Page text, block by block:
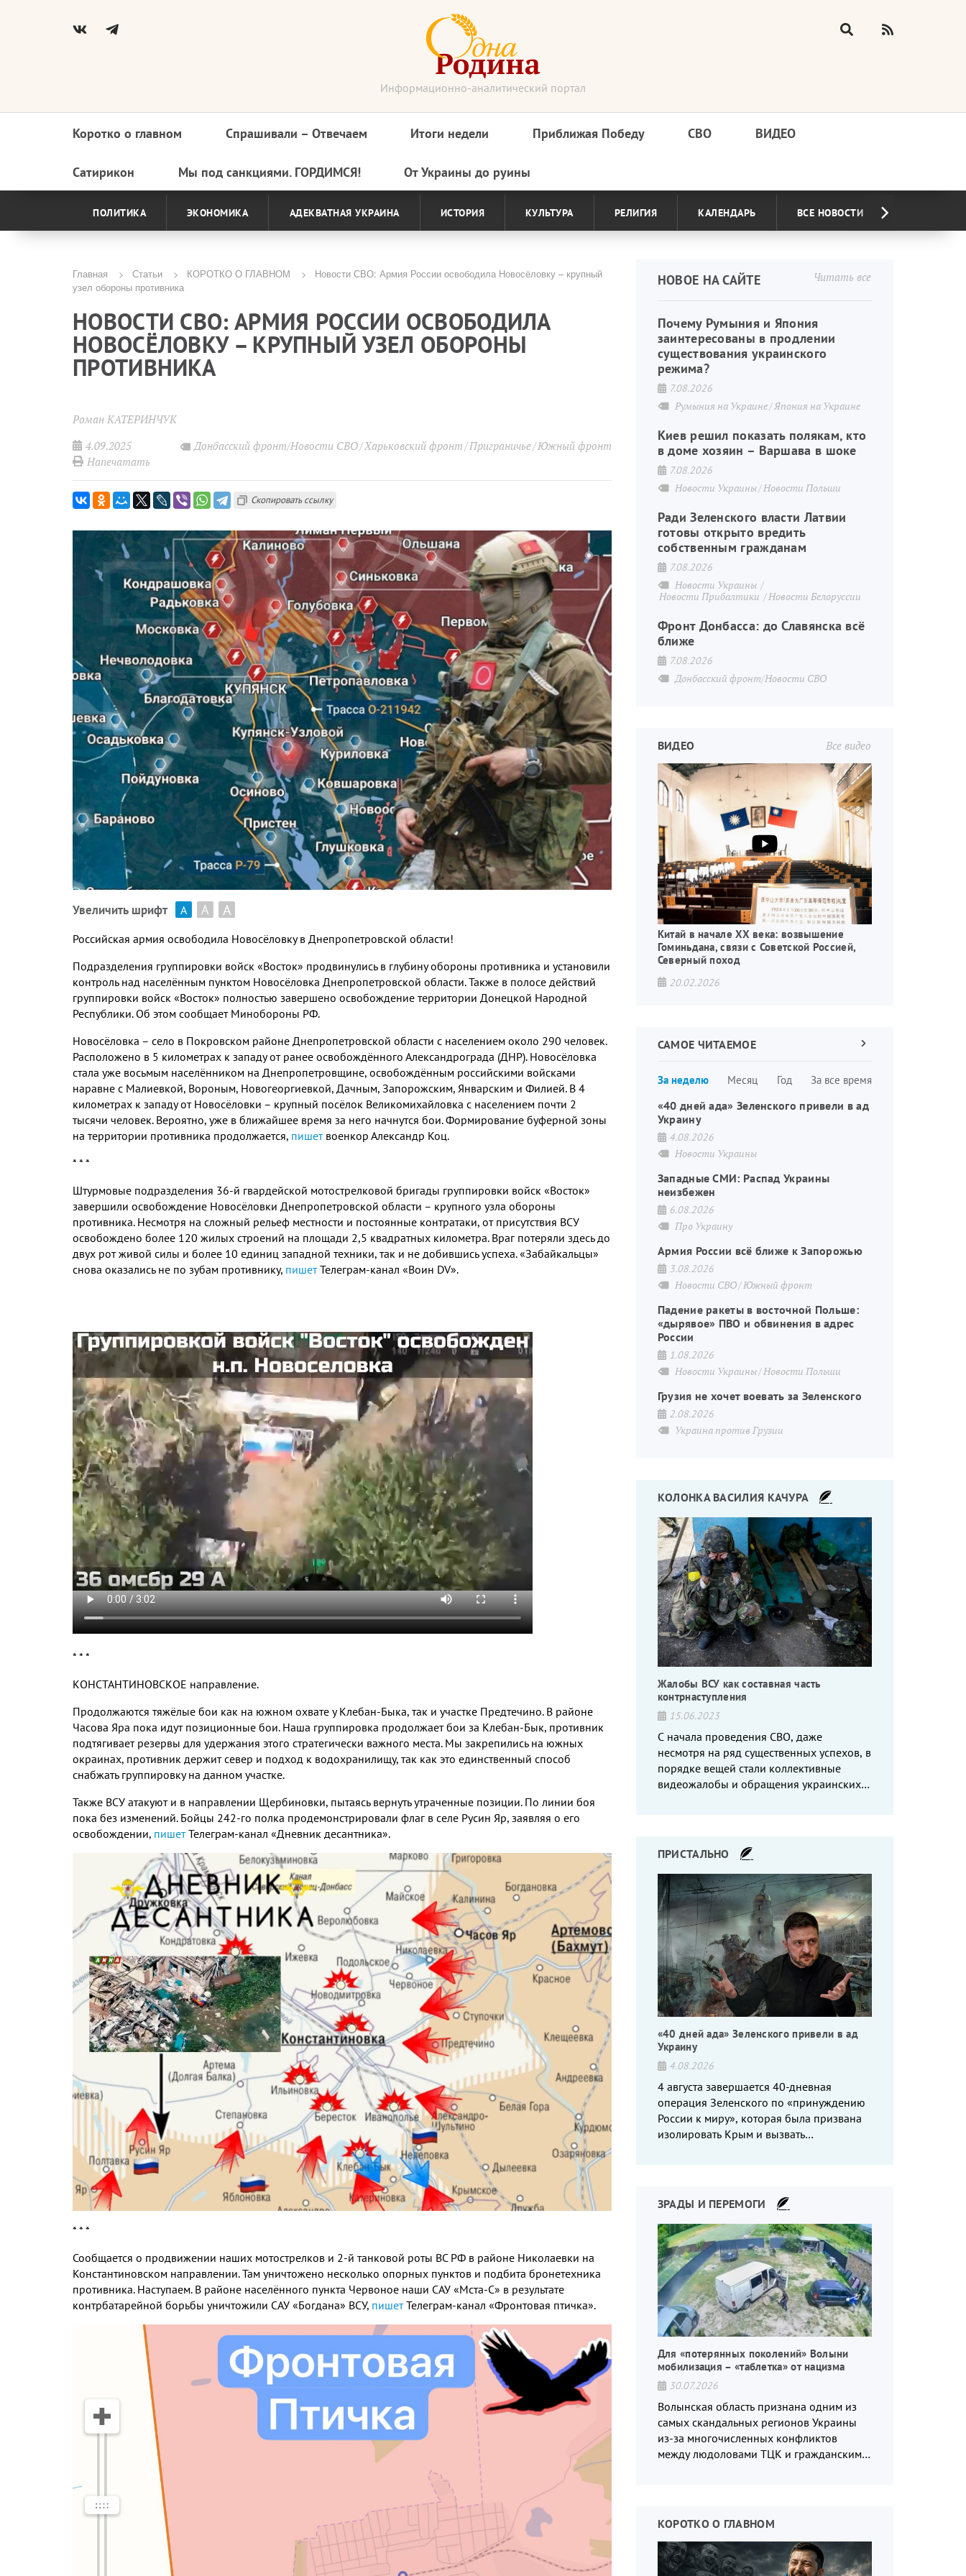
Информационно-аналитический портал
Основная
навигация
Коротко о главном Спрашивали – Отвечаем Итоги недели Приближая Победу СВО ВИДЕО
Сатирикон Мы под санкциями. ГОРДИМСЯ! От Украины до руины
ПОЛИТИКА ЭКОНОМИКА АДЕКВАТНАЯ УКРАИНА ИСТОРИЯ КУЛЬТУРА РЕЛИГИЯ КАЛЕНДАРЬ ВСЕ НОВОСТИ
Строка
навигации
Главная Статьи КОРОТКО О ГЛАВНОМ
Новости СВО: Армия России освободила Новосёловку – крупный
узел обороны противника
НОВОСТИ СВО: АРМИЯ РОССИИ ОСВОБОДИЛА
НОВОСЁЛОВКУ – КРУПНЫЙ УЗЕЛ ОБОРОНЫ
ПРОТИВНИКА
Роман КАТЕРИНЧУК
4.09.2025
Донбасский фронт/Новости СВО Харьковский фронт Приграничье Южный фронт
Напечатать
Скопировать ссылку
Увеличить шрифт А А А
Российская армия освободила Новосёловку в Днепропетровской области!
Подразделения группировки войск «Восток» продвинулись в глубину обороны противника и установили
контроль над населённым пунктом Новосёловка Днепропетровской области.Также в полосе действий
группировки войск «Восток» полностью завершено освобождение территории Донецкой Народной
Республики.Об этом сообщает Минобороны РФ.
Новосёловка – село в Покровском районе Днепропетровской области с населением около 290 человек.
Расположено в 5 километрах к западу от ранее освобождённого Александрограда (ДНР). Новосёловка
стала уже восьмым населёнником на Днепропетровщине, освобождённым российскими войсками
наравне с Малиевкой, Вороным, Новогеоргиевкой, Дачным, Запорожским, Январским и Филией. В 4
километрах к западу от Новосёловки – крупный посёлок Великомихайловка с населением почти 2
тысячи человек. Вероятно, уже в ближайшее время за него начнутся бои.Формирование буферной зоны
на территории противника продолжается, пишет военкор Александр Коц.
* * *
Штурмовые подразделения 36-й гвардейской мотострелковой бригады группировки войск «Восток»
завершили освобождение Новосёловки Днепропетровской области – крупного узла обороны
противника. Несмотря на сложный рельеф местности и постоянные контратаки, от присутствия ВСУ
освобождено более 120 жилых строений на площади 2,5 квадратных километра. Враг потеряли здесь до
двух рот живой силы и более 10 единиц западной техники, так и не добившись успеха.«Забайкальцы»
снова оказались не по зубам противнику, пишет Телеграм-канал «Воин DV».
* * *
КОНСТАНТИНОВСКОЕ направление.
Продолжаются тяжёлые бои как на южном охвате у Клебан-Быка, так и участке Предтечино. В районе
Часова Яра пока идут позиционные бои. Наша группировка продолжает бои за Клебан-Бык, противник
подтягивает резервы для удержания этого стратегически важного места. Мы закрепились на южных
окраинах, противник держит север и подход к водохранилищу, так как это единственный способ
снабжать группировку на данном участке.
Также ВСУ атакуют и в направлении Щербиновки, пытаясь вернуть утраченные позиции. По линии боя
пока без изменений. Бойцы 242-го полка продемонстрировали флаг в селе Русин Яр, заявляя о его
освобождении, пишет Телеграм-канал «Дневник десантника».
* * *
Сообщается о продвижении наших мотострелков и 2-й танковой роты ВС РФ в районе Николаевки на
Константиновском направлении.Там уничтожено несколько опорных пунктов и подбита бронетехника
противника. Наступаем. В районе населённого пункта Червоное наши САУ «Мста-С» в результате
контрбатарейной борьбы уничтожили САУ «Богдана» ВСУ, пишет Телеграм-канал «Фронтовая птичка».
Читать все
НОВОЕ НА САЙТЕ
Почему Румыния и Япония
заинтересованы в продлении
существования украинского
режима?
7.08.2026
Румыния на Украине Япония на Украине
Киев решил показать полякам, кто
в доме хозяин – Варшава в шоке
7.08.2026
Новости Украины Новости Польши
Ради Зеленского власти Латвии
готовы открыто вредить
собственным гражданам
7.08.2026
Новости Украины
Новости Прибалтики
Новости Белоруссии
Фронт Донбасса: до Славянска всё
ближе
7.08.2026
Донбасский фронт/Новости СВО
Все видео
ВИДЕО
Китай в начале XX века: возвышение
Гоминьдана, связи с Советской Россией,
Северный поход
20.02.2026
САМОЕ ЧИТАЕМОЕ
За неделю Месяц Год За все времястраниц
Следующая
«40 дней ада» Зеленского привели в ад
Украину
4.08.2026
Новости Украины
Западные СМИ: Распад Украины
неизбежен
6.08.2026
Про Украину
Армия России всё ближе к Запорожью
3.08.2026
Новости СВО Южный фронт
Падение ракеты в восточной Польше:
«дырявое» ПВО и обвинения в адрес
России
1.08.2026
Новости Украины Новости Польши
Грузия не хочет воевать за Зеленского
2.08.2026
Украина против Грузии
КОЛОНКА ВАСИЛИЯ КАЧУРА
Жалобы ВСУ как составная часть
контрнаступления
15.06.2023
С начала проведения СВО, даже
несмотря на ряд существенных успехов, в
порядке вещей стали коллективные
видеожалобы и обращения украинских
ПРИСТАЛЬНО
«40 дней ада» Зеленского привели в ад
Украину
4.08.2026
4 августа завершается 40-дневная
операция Зеленского по «принуждению
России к миру», которая была призвана
изолировать Крым и вызвать
ЗРАДЫ И ПЕРЕМОГИ
Для «потерянных поколений» Волыни
мобилизация – «таблетка» от нацизма
30.07.2026
Волынская область признана одним из
самых скандальных регионов Украины
из-за многочисленных конфликтов
между людоловами ТЦК и гражданским
КОРОТКО О ГЛАВНОМ